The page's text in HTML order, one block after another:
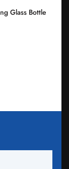
Glass Bottle